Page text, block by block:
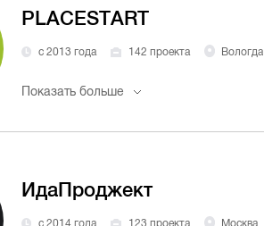
PLACESTART
с 2013 года 142 проекта Вологда
Показать больше
ИдаПроджект